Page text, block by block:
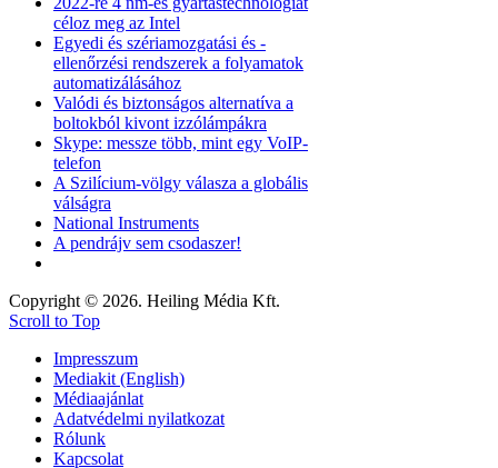
céloz meg az Intel
Egyedi és szériamozgatási és -
ellenőrzési rendszerek a folyamatok
automatizálásához
Valódi és biztonságos alternatíva a
boltokból kivont izzólámpákra
Skype: messze több, mint egy VoIP-
telefon
A Szilícium-völgy válasza a globális
válságra
National Instruments
A pendrájv sem csodaszer!
Copyright © 2026. Heiling Média Kft.
Scroll to Top
Impresszum
Mediakit (English)
Médiaajánlat
Adatvédelmi nyilatkozat
Rólunk
Kapcsolat